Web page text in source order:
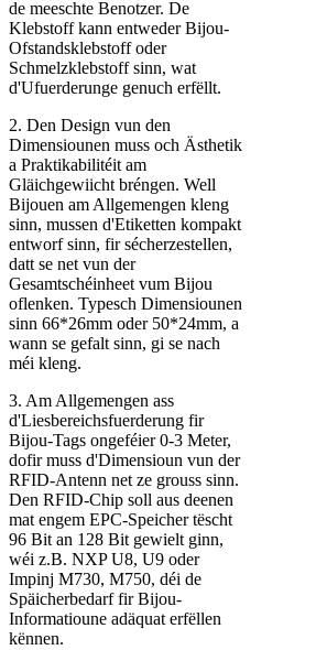
de meeschte Benotzer. De
Klebstoff kann entweder Bijou-
Ofstandsklebstoff oder
Schmelzklebstoff sinn, wat
d'Ufuerderunge genuch erfëllt.
2. Den Design vun den
Dimensiounen muss och Ästhetik
a Praktikabilitéit am
Gläichgewiicht bréngen. Well
Bijouen am Allgemengen kleng
sinn, mussen d'Etiketten kompakt
entworf sinn, fir sécherzestellen,
datt se net vun der
Gesamtschéinheet vum Bijou
oflenken. Typesch Dimensiounen
sinn 66*26mm oder 50*24mm, a
wann se gefalt sinn, gi se nach
méi kleng.
3. Am Allgemengen ass
d'Liesbereichsfuerderung fir
Bijou-Tags ongeféier 0-3 Meter,
dofir muss d'Dimensioun vun der
RFID-Antenn net ze grouss sinn.
Den RFID-Chip soll aus deenen
mat engem EPC-Speicher tëscht
96 Bit an 128 Bit gewielt ginn,
wéi z.B. NXP U8, U9 oder
Impinj M730, M750, déi de
Späicherbedarf fir Bijou-
Informatioune adäquat erfëllen
kënnen.